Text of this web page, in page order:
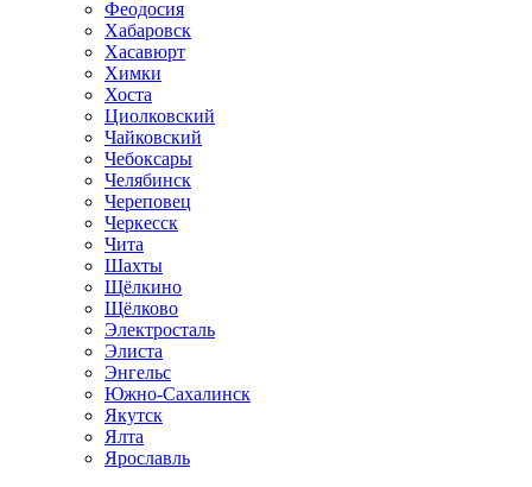
Феодосия
Хабаровск
Хасавюрт
Химки
Хоста
Циолковский
Чайковский
Чебоксары
Челябинск
Череповец
Черкесск
Чита
Шахты
Щёлкино
Щёлково
Электросталь
Элиста
Энгельс
Южно-Сахалинск
Якутск
Ялта
Ярославль